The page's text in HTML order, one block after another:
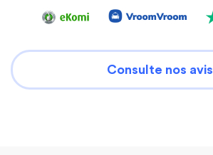
Consulte nos avis